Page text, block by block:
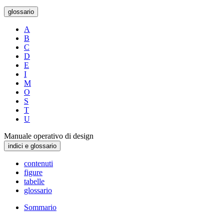
glossario
A
B
C
D
E
I
M
O
S
T
U
Manuale operativo di design
indici e glossario
contenuti
figure
tabelle
glossario
Sommario